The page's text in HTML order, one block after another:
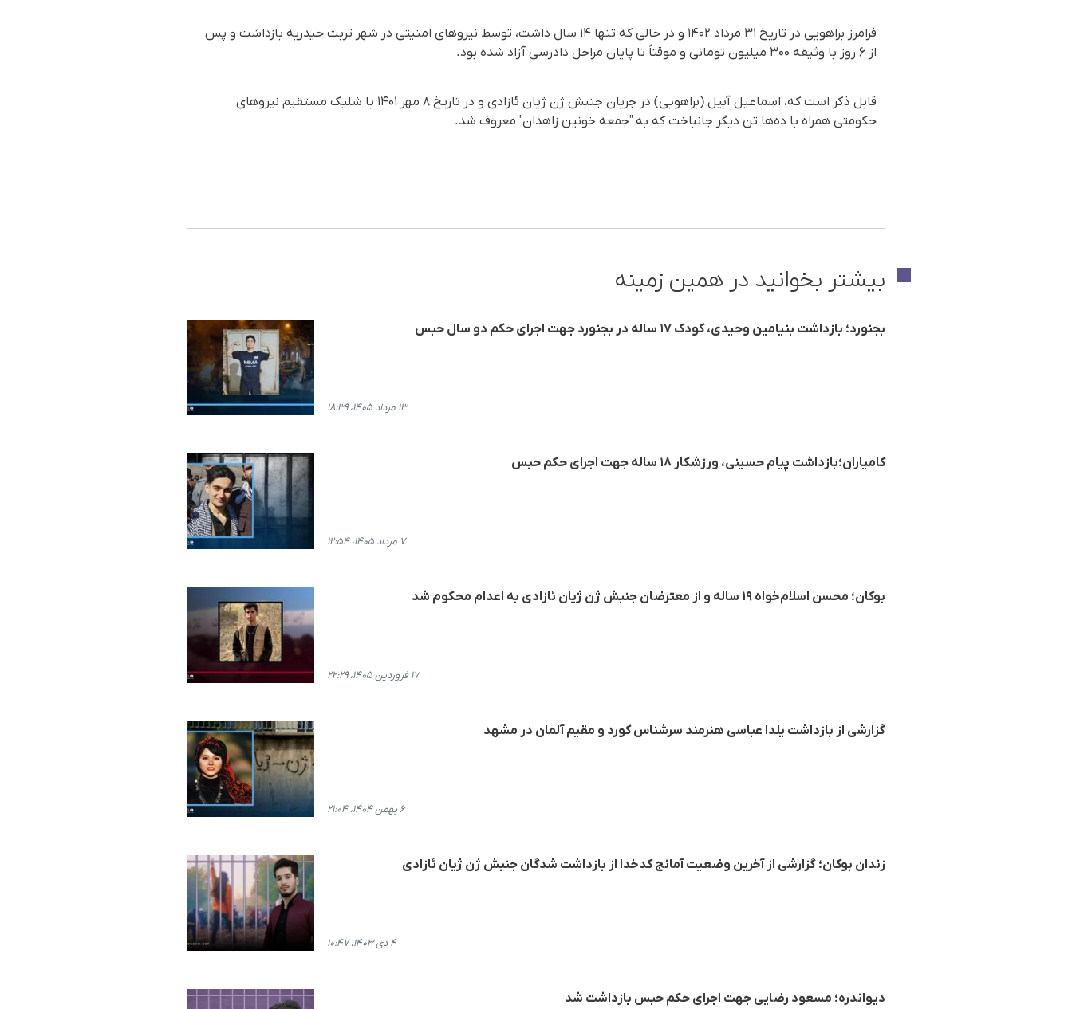
فرامرز براهویی در تاریخ ۳۱ مرداد ۱۴۰۲ و در حالی که تنها ۱۴ سال داشت، توسط نیروهای امنیتی در شهر تربت حیدریه بازداشت و پس
از ۶ روز با وثیقه ۳۰۰ میلیون تومانی و موقتاً تا پایان مراحل دادرسی آزاد شده بود.
قابل ذکر است که، اسماعیل آبیل (براهویی) در جریان جنبش ژن ژیان ئازادی و در تاریخ ۸ مهر ۱۴۰۱ با شلیک مستقیم نیروهای
حکومتی همراه‌ با ده‌ها تن دیگر جانباخت که به "جمعه خونین زاهدان" معروف شد.
بیشتر بخوانید در همین زمینه
بجنورد؛ بازداشت بنیامین وحیدی، کودک ۱۷ ساله در بجنورد جهت اجرای حکم دو سال حبس
۱۳ مرداد ۱۴۰۵، ۱۸:۳۹
کامیاران؛بازداشت پیام حسینی، ورزشکار ۱۸ ساله جهت اجرای حکم حبس
۷ مرداد ۱۴۰۵، ۱۲:۵۴
بوکان؛ محسن اسلام‌خواه ۱۹ ساله و از معترضان جنبش ژن ژیان ئازادی به اعدام محکوم شد
۱۷ فروردین ۱۴۰۵، ۲۲:۲۹
گزارشی از بازداشت یلدا عباسی هنرمند سرشناس کورد و مقیم آلمان در مشهد
۶ بهمن ۱۴۰۴، ۲۱:۰۴
زندان بوکان؛ گزارشی از آخرین وضعیت آمانج کدخدا از بازداشت شدگان جنبش ژن ژیان ئازادی
۴ دی ۱۴۰۳، ۱۰:۴۷
دیواندره؛ مسعود رضایی جهت اجرای حکم حبس بازداشت شد